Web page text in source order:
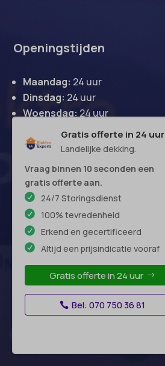
Gratis offerte in 24 uur
Landelijke dekking.
Vraag binnen 10 seconden een
gratis offerte aan.
24/7 Storingsdienst
100% tevredenheid
Erkend en gecertificeerd
Altijd een prijsindicatie vooraf
Gratis offerte in 24 uur
Bel: 070 750 36 81
Openingstijden
Maandag: 24 uur
Dinsdag: 24 uur
Woensdag: 24 uur
Donderdag:24 uur
Vrijdag: 24 uur
Zondag:24 uur
Hoofdkantoor